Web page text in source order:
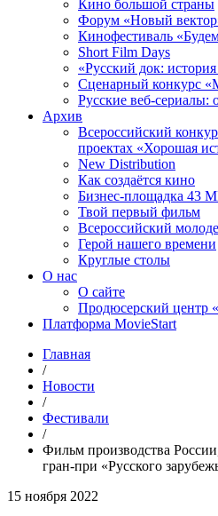
Кино большой страны
Форум «Новый
Кинофестиваль
Short Film Days
«Русский док:
Сценарный конкурс
Русские веб-сериалы:
Архив
Всероссийский
проектах «Хорошая
New Distribution
Как создаётся кино
Бизнес-площадка 43
Твой первый фильм
Всероссийский
Герой нашего времени
Круглые столы
О нас
О сайте
Продюсерский центр
Платформа MovieStart
Главная
/
Новости
/
Фестивали
/
Фильм производства
гран-при «Русского
15 ноября 2022